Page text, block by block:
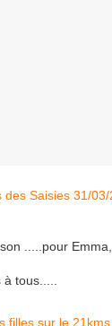
.....pour
tous.....